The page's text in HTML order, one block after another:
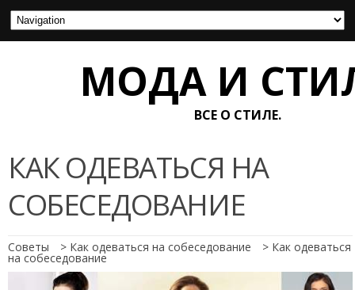
МОДА И
ВСЕ О СТИЛЕ.
КАК ОДЕВАТЬСЯ НА
СОБЕСЕДОВАНИЕ
Советы > Как одеваться на собеседование > Как одеваться
на собеседование